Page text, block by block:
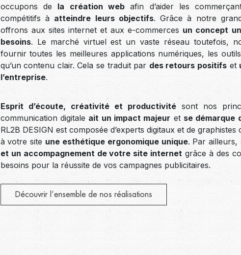
occupons de la création web afin d’aider les
compétitifs à atteindre leurs objectifs. Grâce à notre
offrons aux sites internet et aux e-commerces un concept
besoins. Le marché virtuel est un vaste réseau toutefois,
fournir toutes les meilleures applications numériques, les
qu’un contenu clair. Cela se traduit par des retours positifs et
l’entreprise.
Esprit d’écoute, créativité et productivitésont nos
communication digitale ait un impact majeur et se démarque
RL2B DESIGN est composée d’experts digitaux et de
à votre site une esthétique ergonomique unique. Par
et un accompagnement de votre site internet grâce à des
besoins pour la réussite de vos campagnes publicitaires.
Découvrir l’ensemble de nos réalisations